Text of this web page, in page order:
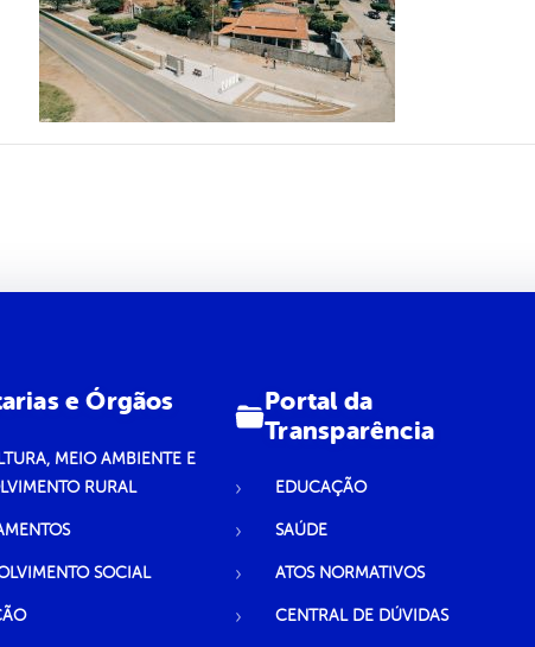
e Órgãos
MEIO AMBIENTE E
RURAL
SOCIAL
Portal da
Transparência
EDUCAÇÃO
SAÚDE
ATOS NORMATIVOS
CENTRAL DE DÚVIDAS